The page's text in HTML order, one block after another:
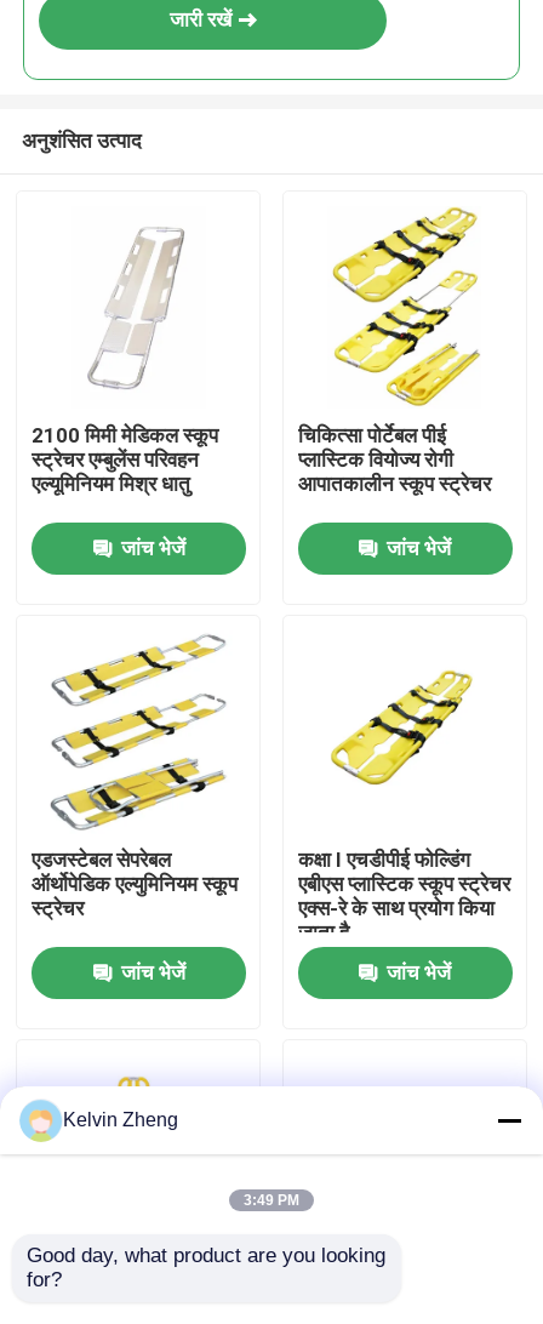
उत्पाद
वीडियो
हमारे बारे में
कारखाने का दौरा
गुणवत्ता नियंत्रण
हमसे संपर्क करें
समाचार
जारी रखें
अनुशंसित उत्पाद
2100 मिमी मेडिकल स्कूप
स्ट्रेचर एम्बुलेंस परिवहन
एल्यूमिनियम मिश्र धातु
जांच भेजें
चिकित्सा पोर्टेबल पीई
प्लास्टिक वियोज्य रोगी
आपातकालीन स्कूप स्ट्रेचर
जांच भेजें
एडजस्टेबल सेपरेबल
ऑर्थोपेडिक एल्युमिनियम स्कूप
स्ट्रेचर
जांच भेजें
कक्षा I एचडीपीई फोल्डिंग
एबीएस प्लास्टिक स्कूप स्ट्रेचर
एक्स-रे के साथ प्रयोग किया
जाता है
जांच भेजें
टिकाऊ एम्बुलेंस प्लास्टिक
Kelvin Zheng
3:49 PM
Good day, what product are you looking
for?